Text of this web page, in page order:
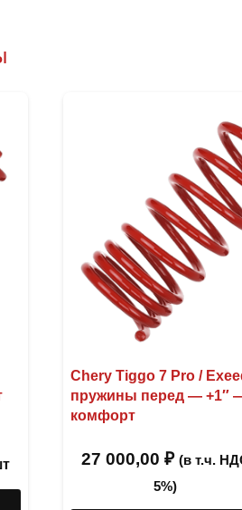
Chery Tiggo 7 Pro /
пружины перед — +1″
комфорт
27 000,00₽ (в т.ч.
5%)